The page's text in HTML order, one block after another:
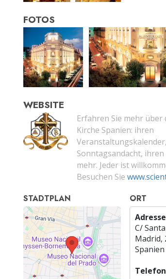
FOTOS
WEBSITE
Erfahren Sie mehr über
Kirche Spanien: ihren
Sonntagsandacht,
mehr. Jeder ist
Besuchen Sie
STADTPLAN ORT
C/
Madrid,
Spanien